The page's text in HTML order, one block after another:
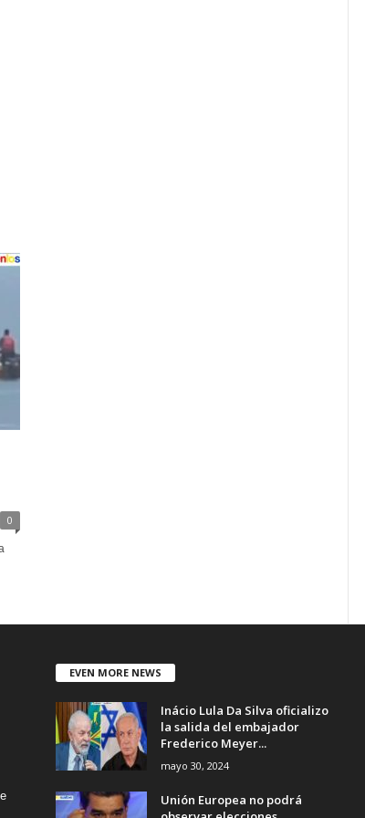
0
EVEN MORE NEWS
Inácio Lula Da Silva oficializo
la salida del embajador
Frederico Meyer...
mayo 30, 2024
Unión Europea no podrá